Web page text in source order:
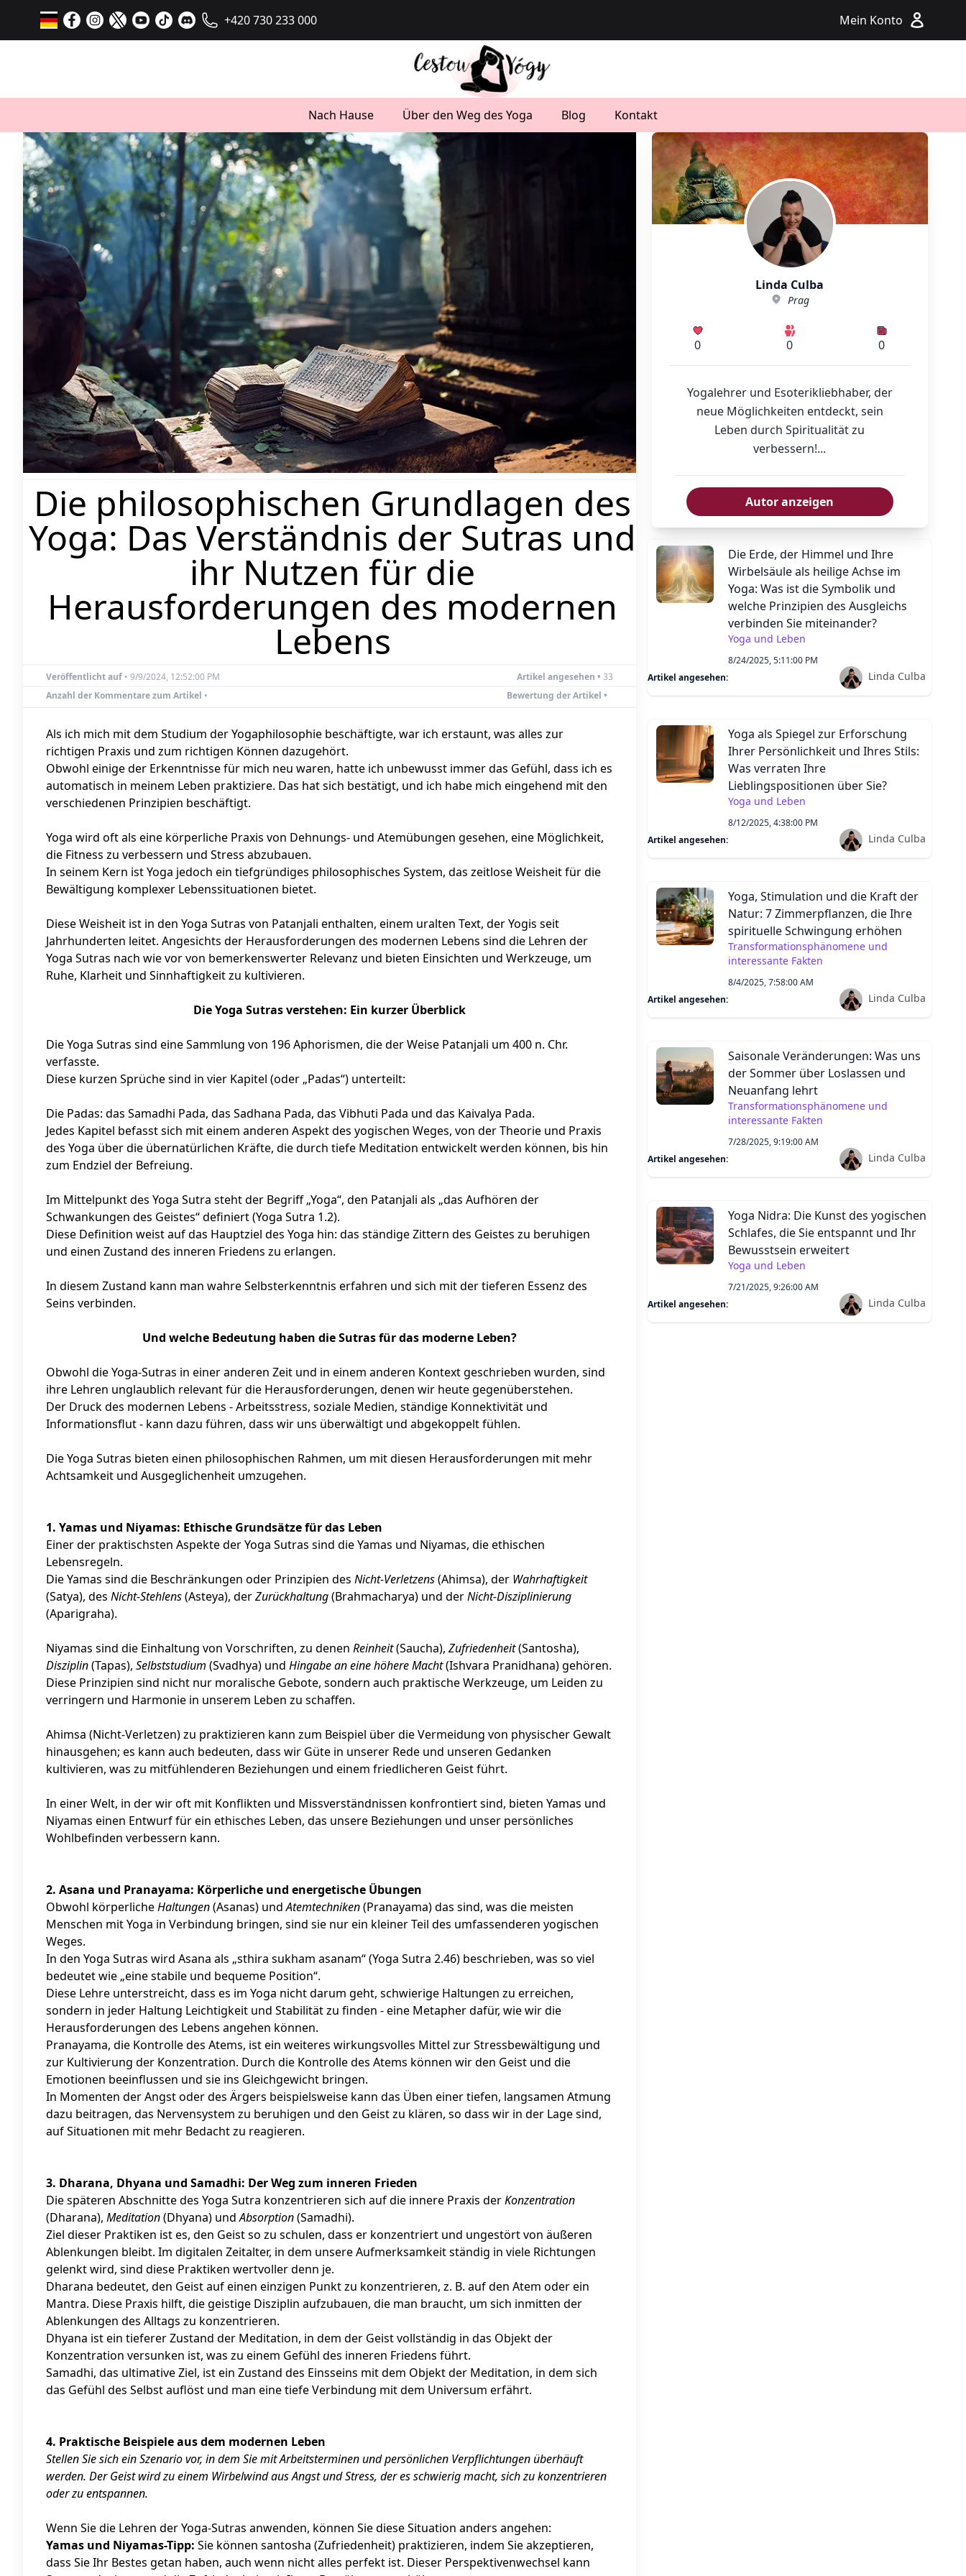
+420 730 233 000 Mein Konto
Nach Hause Über den Weg des Yoga Blog
Kontakt
Loading...
Möchten Sie die Nachrichten
verfolgen?
Informieren Sie sich...
common.contact.footer_submit_newsletter
/ De Blog Kategorien /
Yoga-
asanas
/ Artikel Die-philosophischen-grundlagen-des-yoga-das-verstandnis-der-sutras-und-ihr-nutzen-fur-die-herausforderungen-des-
modernen-lebens
Folgen Sie uns auf den sozialen Medien
#CestouYogy #CestouYogy #CestouYogy @CestouYogy @CestouYogy @CestouYogy
'Beim wahren Yoga geht es nicht um die Form Ihres Körpers, es geht um die
Form Ihres Lebens. Yoga ist nicht dazu da, getan zu werden, Yoga ist dazu da,
gelebt zu werden. Yoga befasst sich nicht mit dem, was du warst, Yoga befasst
sich mit der Person, die du wirst. Yoga ist für ein großes und tiefes Ziel
bestimmt, und um wirklich Yoga genannt zu werden, muss die Essenz des Yoga
verkörpert werden.' — Aadil Palkhivala
Varšavská 715/36, 120 00 Praha 2
linny@cestouyogy.cz
Die Gesellschaft ist im Handelsregister des Stadtgerichts Prag, Abteilung C,
Nützliche Links
NAVIGATION
Über den Weg des Yoga
Blog
WIE EINKAUFEN
Anmelden
WEITERE LINKS
Bedingungen und Konditionen
Cookies
All Rights Reserved. V.1.0.5